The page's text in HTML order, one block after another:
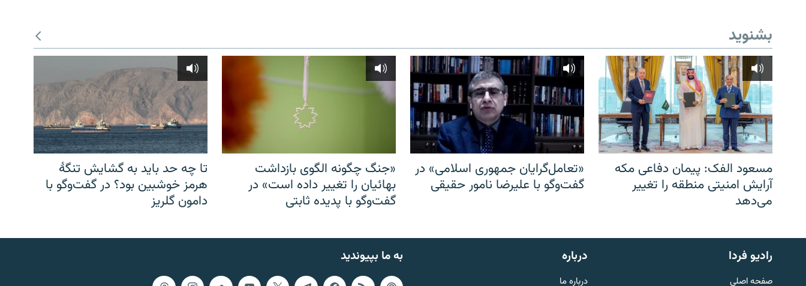
English
به ما بپیوندید
بشنوید
مسعود الفک: پیمان دفاعی مکه
آرایش امنیتی منطقه را تغییر
می‌دهد
«تعامل‌گرایان جمهوری اسلامی» در
گفت‌وگو با علیرضا نامور حقیقی
«جنگ چگونه الگوی بازداشت
بهائیان را تغییر داده است» در
گفت‌وگو با پدیده ثابتی
تا چه حد باید به گشایش تنگهٔ
هرمز خوشبین بود؟ در گفت‌وگو با
دامون گلریز
به ما بپیوندید رادیو فردا
صفحه اصلی
درباره
درباره ما